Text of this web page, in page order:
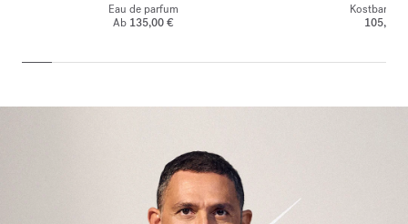
Eau de parfum
Ab 135,00 €
Kostbares
105,00 €